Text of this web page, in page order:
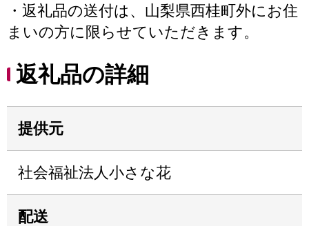
・返礼品の送付は、山梨県西桂町外にお住
まいの方に限らせていただきます。
返礼品の詳細
提供元
社会福祉法人小さな花
配送